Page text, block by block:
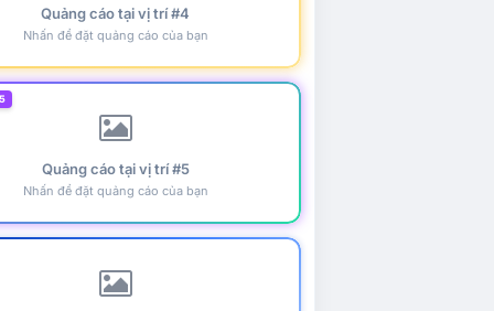
Quảng cáo tại vị trí #4
Nhấn để đặt quảng cáo của bạn
Quảng cáo tại vị trí #5
Nhấn để đặt quảng cáo của bạn